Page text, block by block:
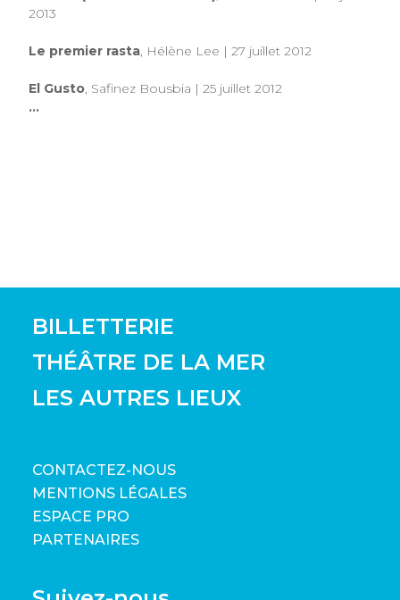
2013
Le premier rasta, Hélène Lee | 27 juillet 2012
El Gusto, Safinez Bousbia | 25 juillet 2012
...
BILLETTERIE
THÉÂTRE DE LA MER
LES AUTRES LIEUX
CONTACTEZ-NOUS
MENTIONS LÉGALES
ESPACE PRO
PARTENAIRES